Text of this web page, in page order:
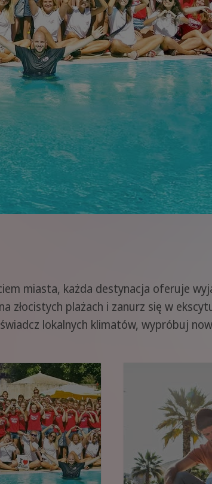
miasta, każda destynacja oferuje
złocistych plażach i zanurz się w
lokalnych klimatów, wypróbuj